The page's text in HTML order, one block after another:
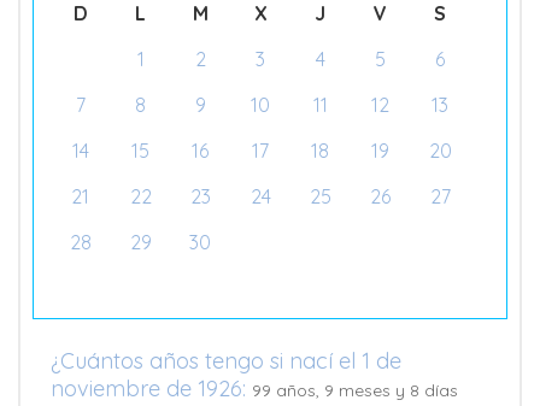
D L M X J V
S
1
2 3 4 5
6
7
8 9 10 11 12
13
14
15 16 17 18 19
20
21
22 23 24 25 26
27
28
29 30
¿Cuántos años tengo si nací el 1 de
noviembre de 1926: 99 años, 9 meses y 8 días